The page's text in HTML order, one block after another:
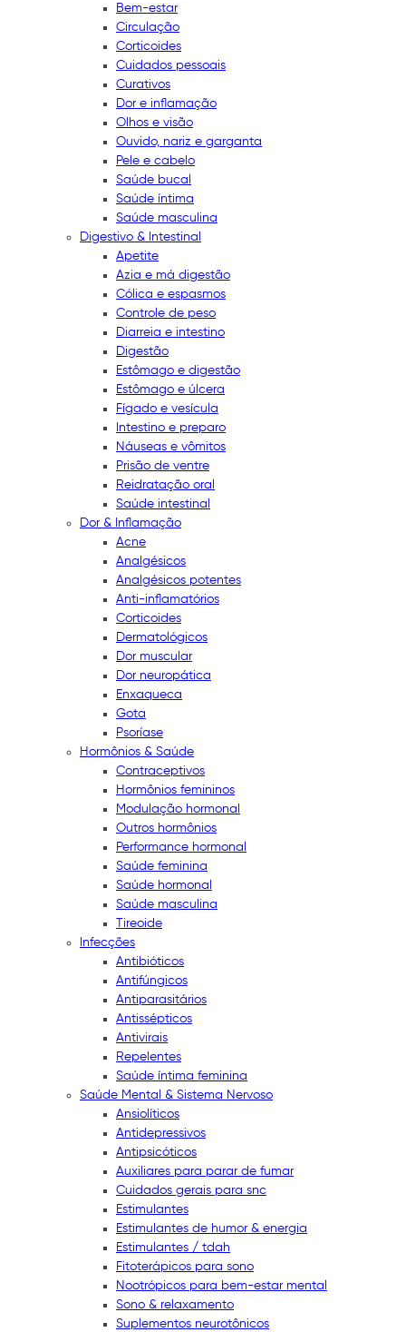
Bem-estar
Circulação
Corticoides
Cuidados pessoais
Curativos
Dor e inflamação
Olhos e visão
Ouvido, nariz e garganta
Pele e cabelo
Saúde bucal
Saúde íntima
Saúde masculina
Digestivo & Intestinal
Apetite
Azia e má digestão
Cólica e espasmos
Controle de peso
Diarreia e intestino
Digestão
Estômago e digestão
Estômago e úlcera
Fígado e vesícula
Intestino e preparo
Náuseas e vômitos
Prisão de ventre
Reidratação oral
Saúde intestinal
Dor & Inflamação
Acne
Analgésicos
Analgésicos potentes
Anti-inflamatórios
Corticoides
Dermatológicos
Dor muscular
Dor neuropática
Enxaqueca
Gota
Psoríase
Hormônios & Saúde
Contraceptivos
Hormônios femininos
Modulação hormonal
Outros hormônios
Performance hormonal
Saúde feminina
Saúde hormonal
Saúde masculina
Tireoide
Infecções
Antibióticos
Antifúngicos
Antiparasitários
Antissépticos
Antivirais
Repelentes
Saúde íntima feminina
Saúde Mental & Sistema Nervoso
Ansiolíticos
Antidepressivos
Antipsicóticos
Auxiliares para parar de fumar
Cuidados gerais para snc
Estimulantes
Estimulantes de humor & energia
Estimulantes / tdah
Fitoterápicos para sono
Nootrópicos para bem-estar mental
Sono & relaxamento
Suplementos neurotônicos